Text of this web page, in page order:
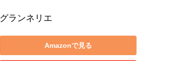
グランネリエ
Amazonで見る